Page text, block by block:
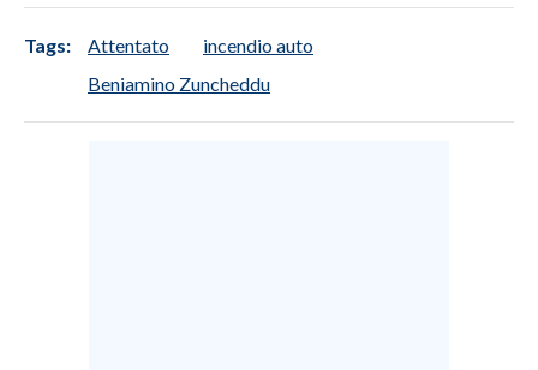
Tags: Attentato
incendio auto
Beniamino Zuncheddu